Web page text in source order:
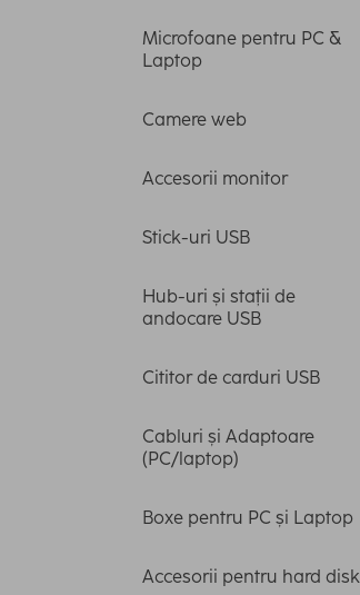
Microfoane pentru PC &
Laptop
Camere web
Accesorii monitor
Stick-uri USB
Hub-uri și stații de
andocare USB
Cititor de carduri USB
Cabluri și Adaptoare
(PC/laptop)
Boxe pentru PC și Laptop
Accesorii pentru hard disk